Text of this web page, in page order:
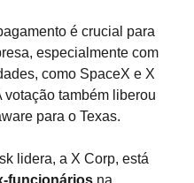
é crucial para
especialmente com
como SpaceX e X
votação também liberou
para o Texas.
lidera, a X Corp, está
funcionários na